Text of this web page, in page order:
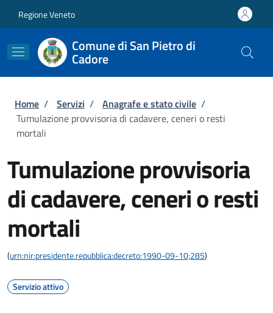
Regione Veneto
Comune di San Pietro di
Cadore
Briciole di pane
Home / Servizi / Anagrafe e stato civile /
Tumulazione provvisoria di cadavere, ceneri o resti
mortali
Tumulazione provvisoria
di cadavere, ceneri o resti
mortali
(urn:nir:presidente.repubblica:decreto:1990-09-10;285)
Servizio attivo